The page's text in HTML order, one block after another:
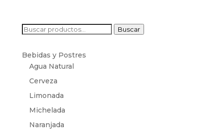
Buscar
Buscar
Bebidas y Postres
Agua Natural
Cerveza
Limonada
Michelada
Naranjada